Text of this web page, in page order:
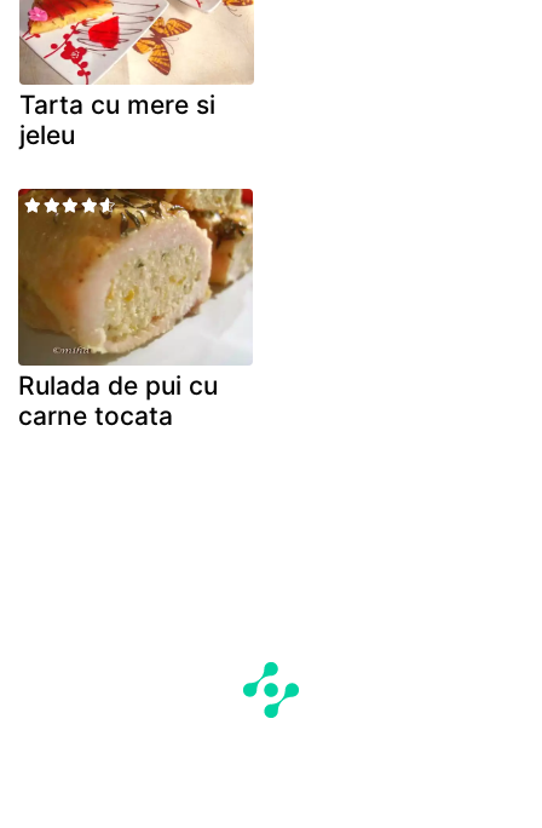
Tarta cu mere si
jeleu
Rulada de pui cu
carne tocata